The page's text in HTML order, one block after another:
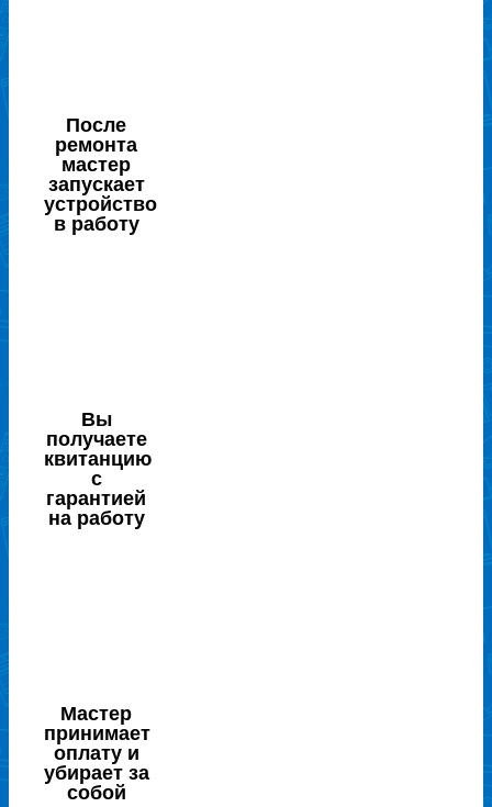
После
ремонта
мастер
запускает
устройство
в работу
Вы
получаете
квитанцию
с
гарантией
на работу
Мастер
принимает
оплату и
убирает за
собой